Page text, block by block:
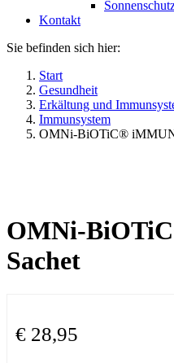
Kontakt
Sie befinden sich hier:
Start
Gesundheit
Erkältung und
Immunsystem
OMNi-BiOTiC®
OMNi-
Sachet
€ 28,95